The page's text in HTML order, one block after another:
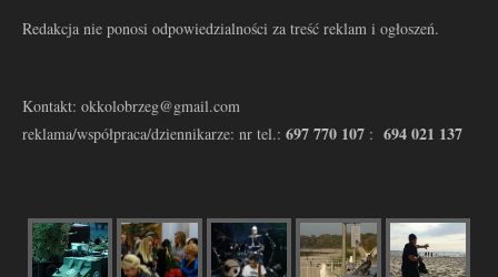
Redakcja nie ponosi odpowiedzialności za treść reklam i ogłoszeń.
Kontakt: okkolobrzeg@gmail.com
reklama/współpraca/dziennikarze: nr tel.: 697 770 107 : 694 021 137